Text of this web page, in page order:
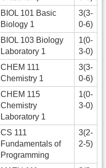
BIOL 101 Basic
Biology 1
3(3-
0-6)
BIOL 103 Biology
Laboratory 1
1(0-
3-0)
CHEM 111
Chemistry 1
3(3-
0-6)
CHEM 115
Chemistry
Laboratory 1
1(0-
3-0)
CS 111
Fundamentals of
Programming
3(2-
2-5)